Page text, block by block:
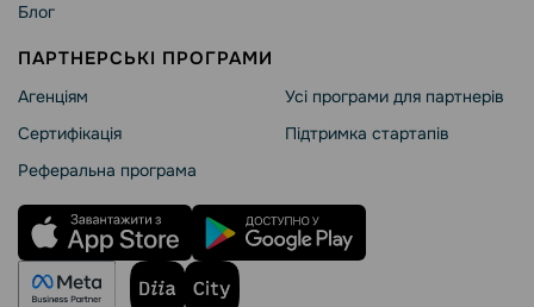
Блог
ПАРТНЕРСЬКІ ПРОГРАМИ
Агенціям
Сертифікація
Реферальна програма
Усі програми для партнерів
Підтримка стартапів